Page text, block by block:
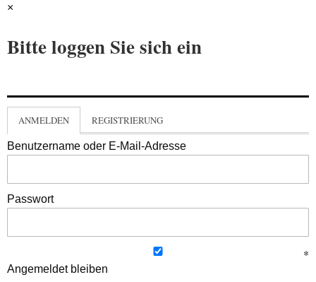
×
Bitte loggen Sie sich ein
ANMELDEN REGISTRIERUNG
Benutzername oder E-Mail-Adresse
Passwort
Angemeldet bleiben